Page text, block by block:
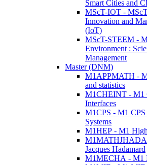
Smart Cities and
MScT-IOT -
Innovation and
(IoT)
MScT-STEEM -
Environment :
Management
Master (DNM)
M1APPMATH -
and statistics
M1CHEINT - M1
Interfaces
M1CPS - M1
Systems
M1HEP - M1
M1MATHJHADA
Jacques Hadamard
M1MECHA - M1